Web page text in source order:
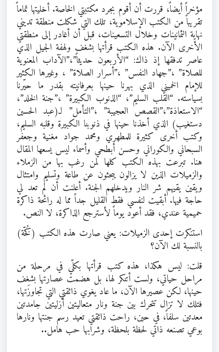
مؤخراً أيضاً، قررت أن أقوم بجرد مكتبتي الخاصة. أخليتها تماماً
تقريباً من الكتب الإسلاموية، تلك التي شكلت منطقة تديني
نهاية الثمانينات وخلال التسعينات، قبل أن أغادر إلى منطقتي
الأخرى الآن. هذه الكتب قرأتها بشغف ولهفة الجيل الذي
عاصر تدفقها إذ ذاك: “الأربعون حديثاً”،”الآداب المعنوية
للصلاة” ،”جهاد النفس” ،”أسرار الصلاة” ، وغيرها الكثير
للإمام الخميني الذي بهرنا حينها بعرفانيته بقدر ما حيّرنا
بسياسته. “القلب السليم”، “الذنوب الكبيرة” ،”جنة الخلد”،
“الاستعاذة”،”القصص العجيبة” ،”التأمل” لـ(عبد الحسين
دستغيب) الذي أخذنا حينها في ذنوبنا الكبيرة وقلبه السليم،
وكتب أخرى كثيرة للمطهري ومحمد جواد مغنية وجعفر
السبحاني والكوراني وحسن أبطحي وأسماء ليس يسعها المقال
هنا. تبرعت بهذه الكتب كلها لمن رغب بها من الزملاء
والزميلات الذين لا يزالون يبحثون عن طاعة وتسليم وامتثال
ويقين يقيهم شر النار ويدخلهم الجنة. أعلنت أن لم تعد لي
حاجة فيها. أبقيت لنفسي فقط القليل جداً مما له رائحة ذاكرة
حميمية عندي، فقد أعود يوماً لأسترجع الذاكرة، لا النص.
استنكرت إحدى الزميلات: يعني صارت هذه الكتب (كُخّة)
بالنسبة لك الآن؟
قلت: ليس هكذا، هذه كتب قرأتها بكلّي في مرحلة من
مراحل حياتي، ولست أتنكر لها، بل هضمت عصارتها بشغف
حينها، لكن عصيرها الآن، ما عاد يغوي ذائقتي التي تجاوزَتها،
فتلك لا تزال تتحرك بين جنة ونار متعاليتين أزليتين جامدتين
معدتين سلفاً، في حين، راحت ذائقتي تعيد رسم جنتها ونارها
بوعي تصنعه ذاتي لحظة بلحظة، وشرابها حب هامل..